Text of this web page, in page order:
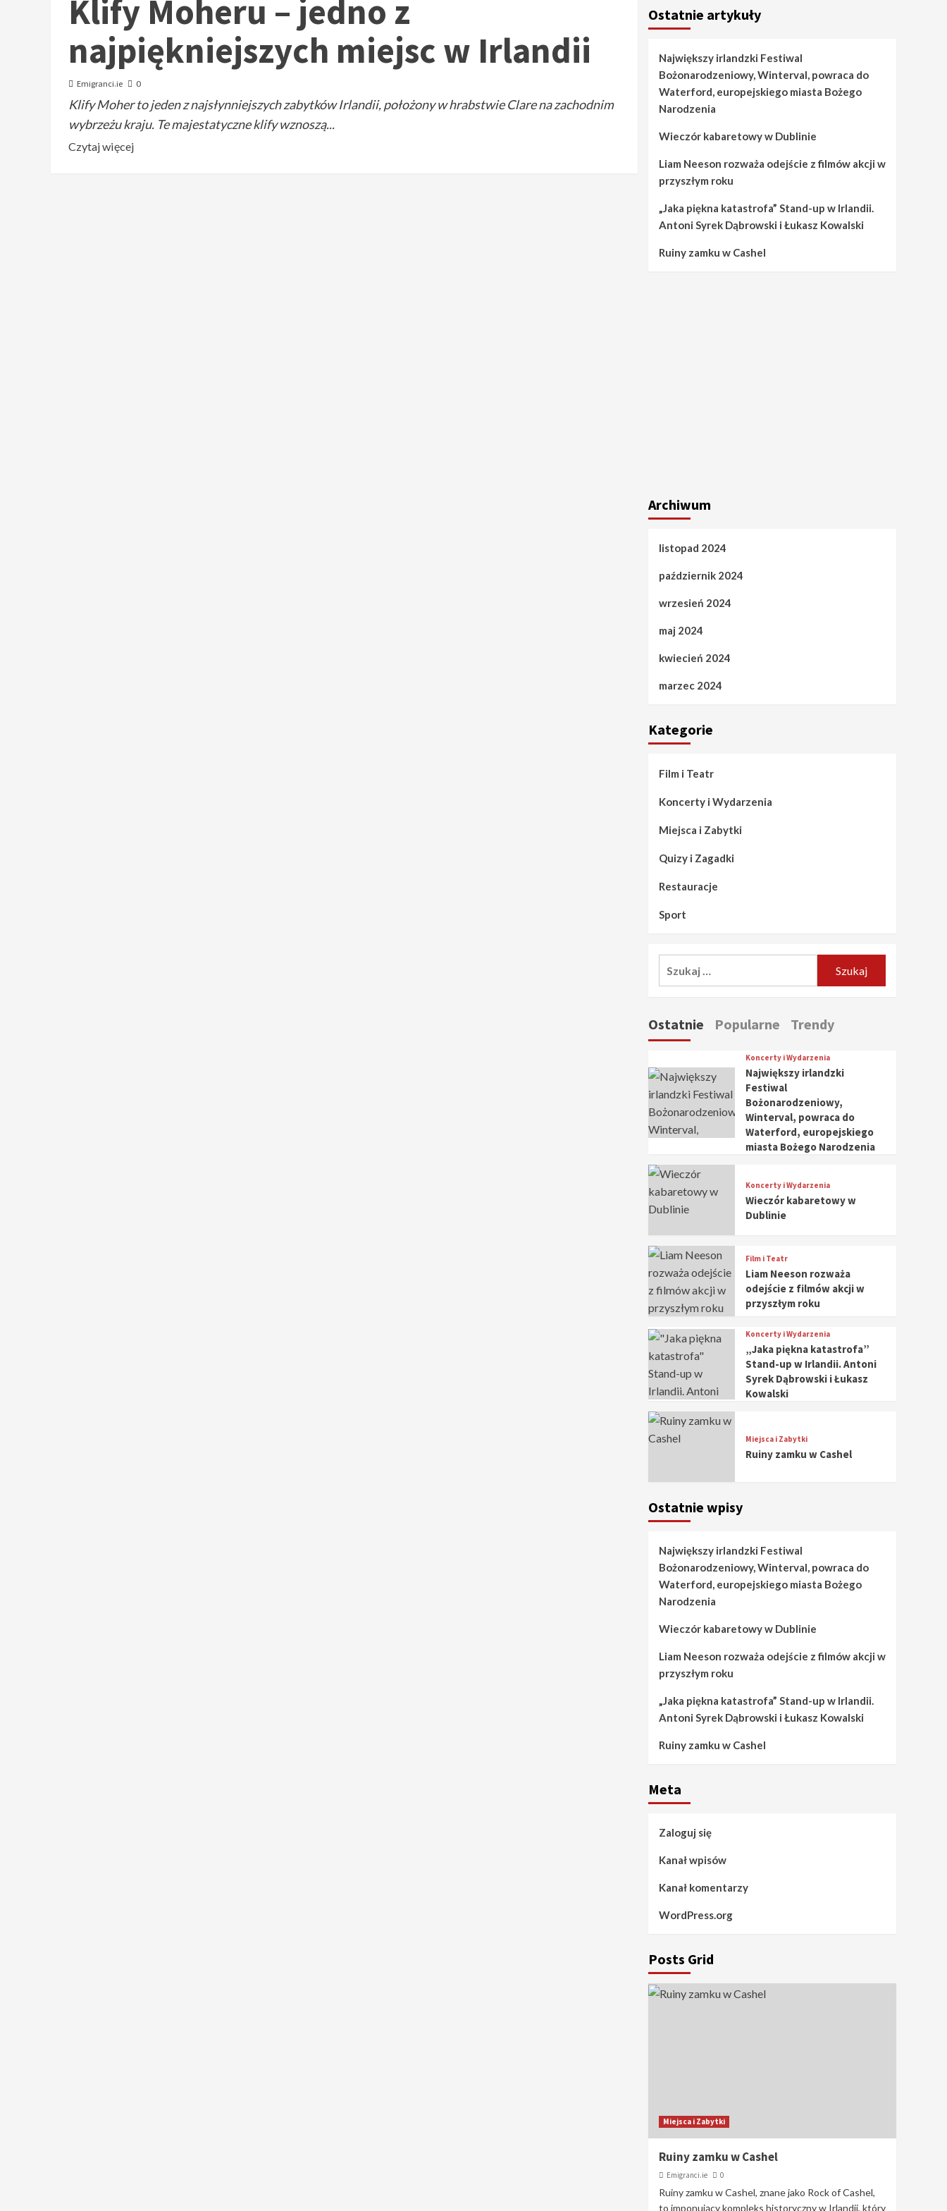
Klify Moheru – jedno z
najpiękniejszych miejsc w Irlandii
Emigranci.ie 0
Klify Moher to jeden z najsłynniejszych zabytków Irlandii, położony w hrabstwie Clare na zachodnim
wybrzeżu kraju. Te majestatyczne klify wznoszą...
Czytaj więcej
Ostatnie artykuły
Największy irlandzki Festiwal
Bożonarodzeniowy, Winterval, powraca do
Waterford, europejskiego miasta Bożego
Narodzenia
Wieczór kabaretowy w Dublinie
Liam Neeson rozważa odejście z filmów akcji w
przyszłym roku
„Jaka piękna katastrofa” Stand-up w Irlandii.
Antoni Syrek Dąbrowski i Łukasz Kowalski
Ruiny zamku w Cashel
Archiwum
listopad 2024
październik 2024
wrzesień 2024
maj 2024
kwiecień 2024
marzec 2024
Kategorie
Film i Teatr
Koncerty i Wydarzenia
Miejsca i Zabytki
Quizy i Zagadki
Restauracje
Sport
Ostatnie Popularne Trendy
Koncerty i Wydarzenia
Największy irlandzki
Festiwal
Bożonarodzeniowy,
Winterval, powraca do
Waterford, europejskiego
miasta Bożego Narodzenia
Koncerty i Wydarzenia
Wieczór kabaretowy w
Dublinie
Film i Teatr
Liam Neeson rozważa
odejście z filmów akcji w
przyszłym roku
Koncerty i Wydarzenia
„Jaka piękna katastrofa”
Stand-up w Irlandii. Antoni
Syrek Dąbrowski i Łukasz
Kowalski
Miejsca i Zabytki
Ruiny zamku w Cashel
Ostatnie wpisy
Największy irlandzki Festiwal
Bożonarodzeniowy, Winterval, powraca do
Waterford, europejskiego miasta Bożego
Narodzenia
Wieczór kabaretowy w Dublinie
Liam Neeson rozważa odejście z filmów akcji w
przyszłym roku
„Jaka piękna katastrofa” Stand-up w Irlandii.
Antoni Syrek Dąbrowski i Łukasz Kowalski
Ruiny zamku w Cashel
Meta
Zaloguj się
Kanał wpisów
Kanał komentarzy
WordPress.org
Posts Grid
Miejsca i Zabytki
Ruiny zamku w Cashel
Emigranci.ie 0
Ruiny zamku w Cashel, znane jako Rock of Cashel,
to imponujący kompleks historyczny w Irlandii, który